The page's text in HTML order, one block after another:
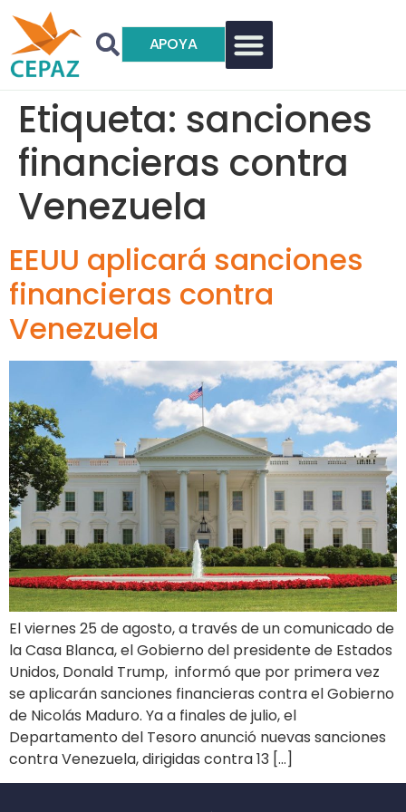
APOYA
Etiqueta: sanciones
financieras contra
Venezuela
EEUU aplicará sanciones
financieras contra
Venezuela
El viernes 25 de agosto, a través de un comunicado de
la Casa Blanca, el Gobierno del presidente de Estados
Unidos, Donald Trump, informó que por primera vez
se aplicarán sanciones financieras contra el Gobierno
de Nicolás Maduro. Ya a finales de julio, el
Departamento del Tesoro anunció nuevas sanciones
contra Venezuela, dirigidas contra 13 […]